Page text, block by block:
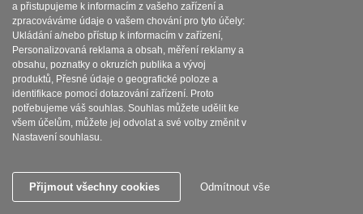
nůž Seburo HOKORI
Damascus 125mm +
Vykosťovací nůž Seburo
HOKORI Damascus
150mm
SKLADEM
AKCE 1+1 Nůž na ovoce
a zeleninu Seburo
a přistupujeme k informacím z vašeho zařízení a
zpracováváme údaje o vašem chování pro tyto účely:
Ukládání a/nebo přístup k informacím v zařízení,
Personalizovaná reklama a obsah, měření reklamy a
obsahu, poznatky o okruzích publika a vývoj
produktů, Přesné údaje o geografické poloze a
identifikace pomocí dotazování zařízení. Proto
potřebujeme váš souhlas. Souhlas můžete udělit ke
všem účelům, můžete jej odvolat a své volby změnit v
Nastavení souhlasu.
Přijmout všechny cookies Odmítnout vše